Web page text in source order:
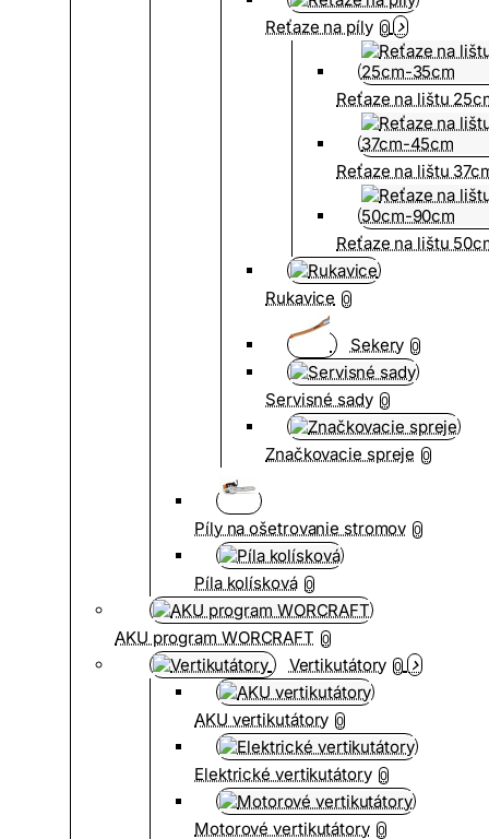
Reťaze na píly 0
Reťaze na lištu
Reťaze na lištu
Reťaze na lištu
Rukavice 0
Sekery 0
Servisné sady 0
Značkovacie spreje 0
Píly na ošetrovanie stromov 0
Píla kolísková 0
AKU program WORCRAFT 0
Vertikutátory 0
AKU vertikutátory 0
Elektrické vertikutátory 0
Motorové vertikutátory 0